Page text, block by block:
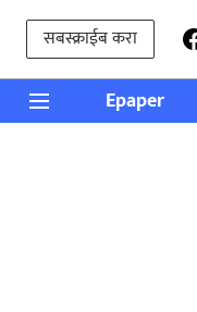
सबस्क्राईब करा
Epaper